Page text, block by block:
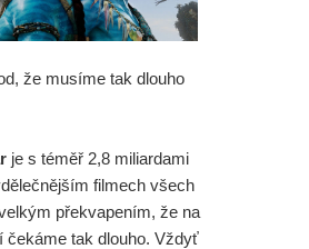
že musíme tak dlouho
je s téměř 2,8 miliardami
filmech všech
překvapením, že na
čekáme tak dlouho. Vždyť